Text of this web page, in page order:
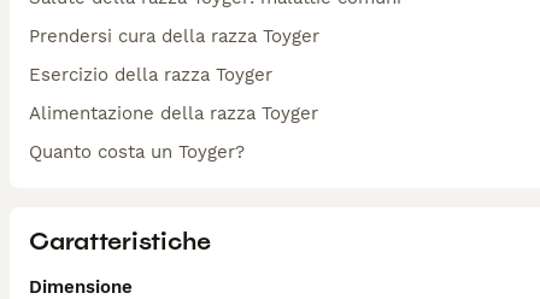
Prendersi cura della razza Toyger
Esercizio della razza Toyger
Alimentazione della razza Toyger
Quanto costa un Toyger?
Caratteristiche
Dimensione